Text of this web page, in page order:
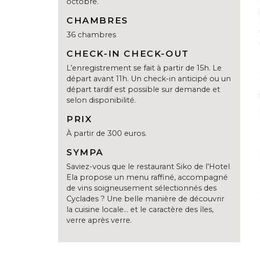
CHAMBRES
36 chambres
CHECK-IN CHECK-OUT
L’enregistrement se fait à partir de 15h. Le
départ avant 11h. Un check-in anticipé ou un
départ tardif est possible sur demande et
selon disponibilité.
PRIX
À partir de 300 euros.
SYMPA
Saviez-vous que le restaurant Siko de l’Hotel
Ela propose un menu raffiné, accompagné
de vins soigneusement sélectionnés des
Cyclades ? Une belle manière de découvrir
la cuisine locale… et le caractère des îles,
verre après verre.